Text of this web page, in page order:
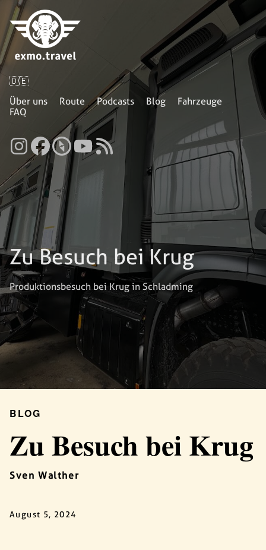
🇩🇪
Über uns
Route Podcasts Blog
Fahrzeuge
FAQ
Zu Besuch bei Krug
Produktionsbesuch bei Krug in Schladming
BLOG
Zu Besuch bei Krug
Sven Walther
August 5, 2024